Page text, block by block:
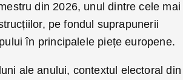
din 2026, unul dintre cele mai
pe fondul suprapunerii
în principalele piețe europene.
ale anului, contextul electoral din